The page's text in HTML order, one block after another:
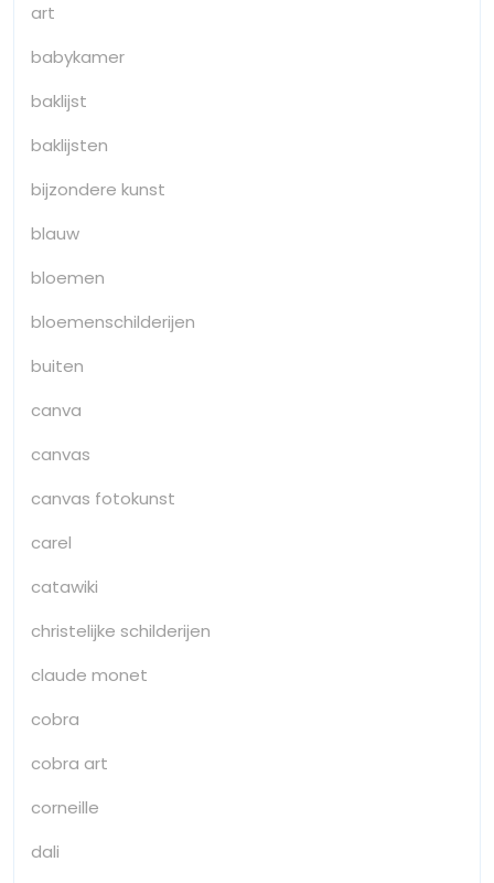
art
babykamer
baklijst
baklijsten
bijzondere kunst
blauw
bloemen
bloemenschilderijen
buiten
canva
canvas
canvas fotokunst
carel
catawiki
christelijke schilderijen
claude monet
cobra
cobra art
corneille
dali